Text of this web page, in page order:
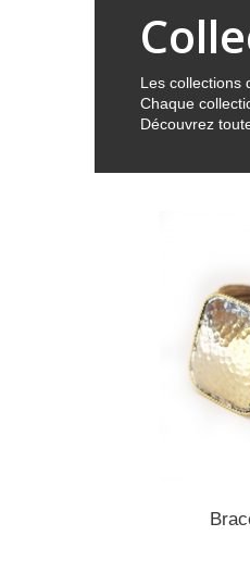
Les collections
Chaque
Découvrez